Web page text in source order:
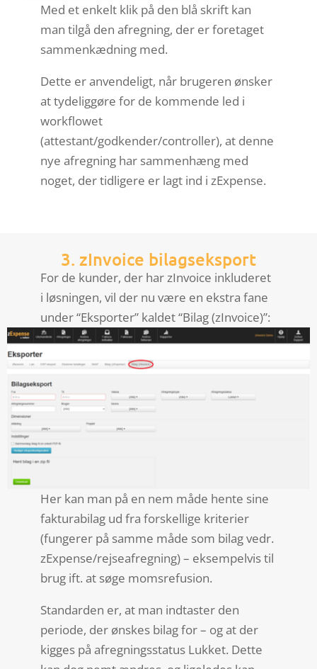
Med et enkelt klik på den blå skrift kan
man tilgå den afregning, der er foretaget
sammenkædning med.
Dette er anvendeligt, når brugeren ønsker
at tydeliggøre for de kommende led i
workflowet
(attestant/godkender/controller), at denne
nye afregning har sammenhæng med
noget, der tidligere er lagt ind i zExpense.
3. zInvoice bilagseksport
For de kunder, der har zInvoice inkluderet
i løsningen, vil der nu være en ekstra fane
under “Eksporter” kaldet “Bilag (zInvoice)”:
Her kan man på en nem måde hente sine
fakturabilag ud fra forskellige kriterier
(fungerer på samme måde som bilag vedr.
zExpense/rejseafregning) – eksempelvis til
brug ift. at søge momsrefusion.
Standarden er, at man indtaster den
periode, der ønskes bilag for – og at der
kigges på afregningsstatus Lukket. Dette